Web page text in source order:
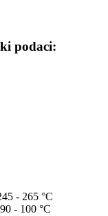
podaci:
- 265 °C
90 - 100 °C